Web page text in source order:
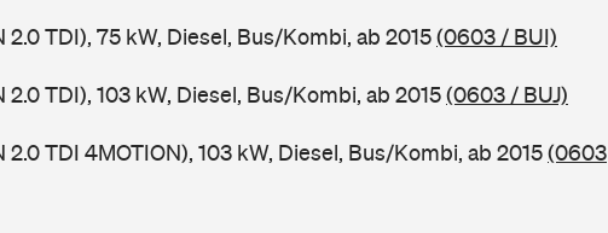
2.0 TDI), 75 kW, Diesel, Bus/Kombi, ab 2015(0603 / BUI)
2.0 TDI), 103 kW, Diesel, Bus/Kombi, ab 2015(0603 / BUJ)
2.0 TDI 4MOTION), 103 kW, Diesel, Bus/Kombi, ab 2015(0603